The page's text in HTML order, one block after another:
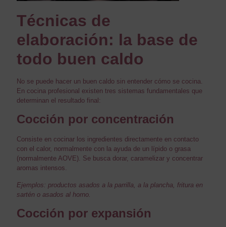
Técnicas de
elaboración: la base de
todo buen caldo
No se puede hacer un buen caldo sin entender cómo se cocina.
En cocina profesional existen tres sistemas fundamentales que
determinan el resultado final:
Cocción por concentración
Consiste en cocinar los ingredientes directamente en contacto
con el calor, normalmente con la ayuda de un lípido o grasa
(normalmente AOVE). Se busca dorar, caramelizar y concentrar
aromas intensos.
Ejemplos: productos asados a la parrilla, a la plancha, fritura en
sartén o asados al horno.
Cocción por expansión